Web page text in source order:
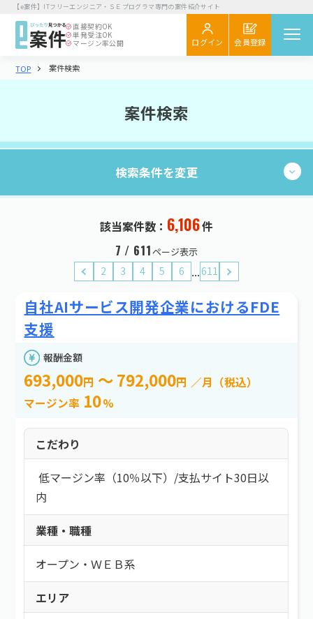
【e案件】ITフリーエンジニア・ＳＥプログラマ専門の案件紹介サイト
ログイン 会員登録
直接契約OK
単発受注OK
マージン率公開
案件を探す 閲覧履歴
エンジニア向け
初めてご利用の企業さまへ
お役立ち情報
e案件とは？
TOP 案件検索
案件検索
検索条件を変更
6,106
業種・職種を選択する
エリア
エリアを選択する
報酬金額
以下
必要スキル
勤務スタイル
検索する
該当案件数： 6,106件
7 / 611ページ表示
2 3 4 5 6 ...611
自社AIサービス開発企業におけるFDE
支援
報酬金額
693,000円 ～ 792,000円 ／月（税込）
マージン率 10%
こだわり
低マージン率（10％以下） /支払サイト30日以
内
業種・職種
オープン・ＷＥＢ系
エリア